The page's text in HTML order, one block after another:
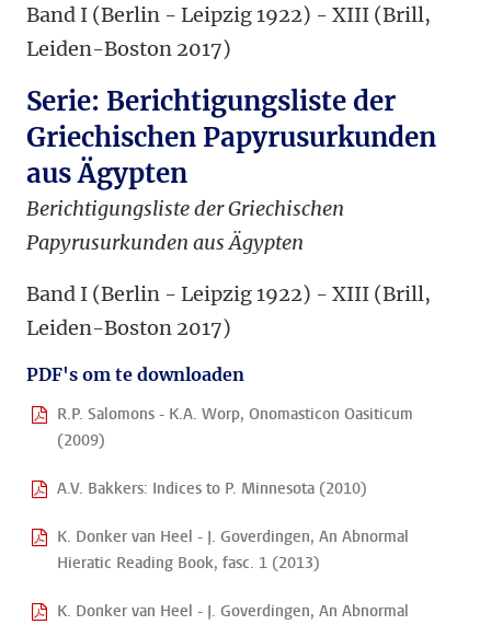
Band I (Berlin - Leipzig 1922) - XIII (Brill,
Leiden-Boston 2017)
Serie: Berichtigungsliste der
Griechischen Papyrusurkunden
aus Ägypten
Berichtigungsliste der Griechischen
Papyrusurkunden aus Ägypten
Band I (Berlin - Leipzig 1922) - XIII (Brill,
Leiden-Boston 2017)
PDF's om te downloaden
R.P. Salomons - K.A. Worp, Onomasticon Oasiticum
(2009)
A.V. Bakkers: Indices to P. Minnesota (2010)
K. Donker van Heel - J. Goverdingen, An Abnormal
Hieratic Reading Book, fasc. 1 (2013)
K. Donker van Heel - J. Goverdingen, An Abnormal